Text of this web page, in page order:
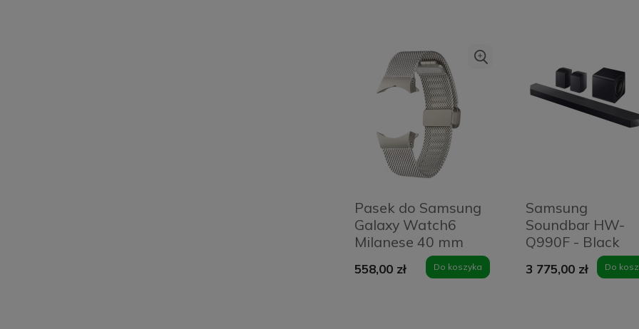
Pasek do Samsung
Galaxy Watch6
Milanese 40 mm
Kremowy - Cream
558,00 zł Do koszyka
Samsung
Soundbar HW-
Q990F - Black
3 775,00 zł Do